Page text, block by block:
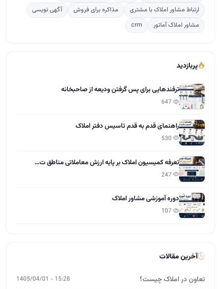
ارتباط مشاور املاک با مشتری
مذاکره برای فروش
آگهی نویسی
مشاور املاک آماتور
crm
پربازدید
ترفندهایی برای پس گرفتن ودیعه از صاحبخانه
راهنمای قدم به قدم تاسیس دفتر املاک
تعرفه کمیسیون املاک بر پایه ارزش معاملاتی مناطق ت…
دوره آموزشی مشاور املاک
آخرین مقالات
تعاون در املاک چیست؟ 15:28 - 1405/04/01